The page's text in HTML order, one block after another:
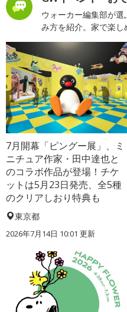
ウォーカー編集部が
み方を紹介。家で楽し
7月開幕「ピングー展」、ミ
ニチュア作家・田中達也と
のコラボ作品が登場！チケ
ットは5月23日発売、全5種
のクリアしおり特典も
東京都
2026年7月14日 10:01 更新